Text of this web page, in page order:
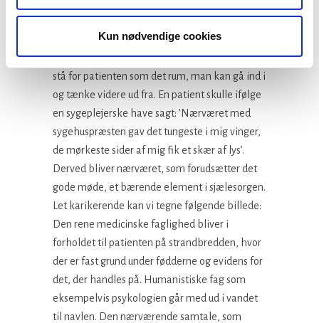
Kun nødvendige cookies
Det tydeliggør, hvor vigtigt det er som et
minimum at forsøge at skabe et rum for at dele
det, der dog kan deles. Bagefter kan samtalen
stå for patienten som det rum, man kan gå ind i
og tænke videre ud fra. En patient skulle ifølge
en sygeplejerske have sagt: ’Nærværet med
sygehuspræsten gav det tungeste i mig vinger,
de mørkeste sider af mig fik et skær af lys’.
Derved bliver nærværet, som forudsætter det
gode møde, et bærende element i sjælesorgen.
Let karikerende kan vi tegne følgende billede:
Den rene medicinske faglighed bliver i
forholdet til patienten på strandbredden, hvor
der er fast grund under fødderne og evidens for
det, der handles på. Humanistiske fag som
eksempelvis psykologien går med ud i vandet
til navlen. Den nærværende samtale, som